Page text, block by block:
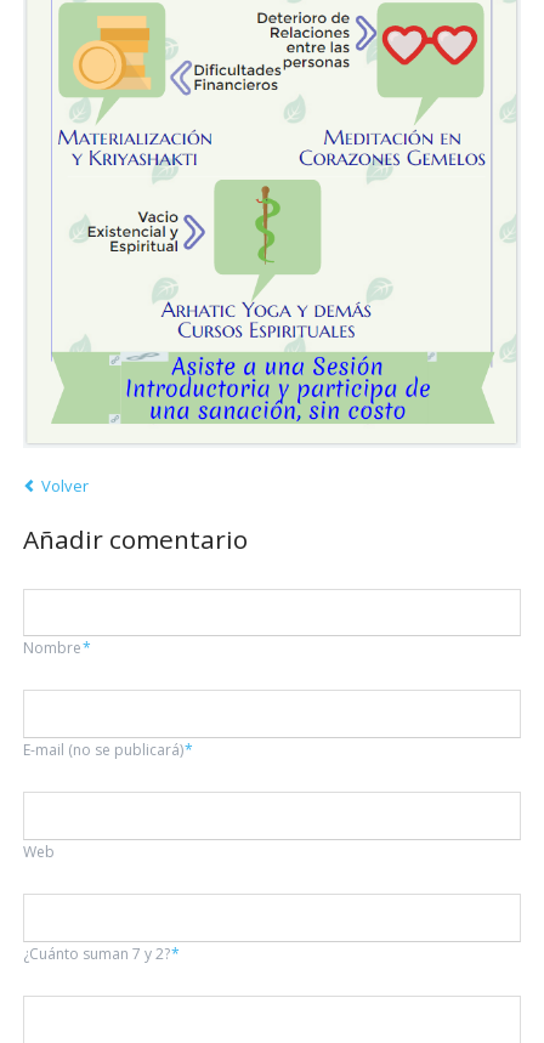
Volver
Añadir comentario
Campo
Nombre*
Campo
E-mail (no se publicará)*
Web
¿Cuánto suman 7 y 2?*